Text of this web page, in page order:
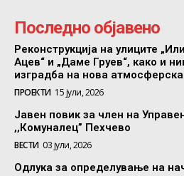
Последно објавено
Реконструкција на улиците
Ацев“ и „Даме Груев“, како и
изградба на нова атмосферска
ПРОЕКТИ 15 јули, 2026
Јавен повик за член на
,,Комуналец” Пехчево
ВЕСТИ 03 јули, 2026
Одлука за определување на